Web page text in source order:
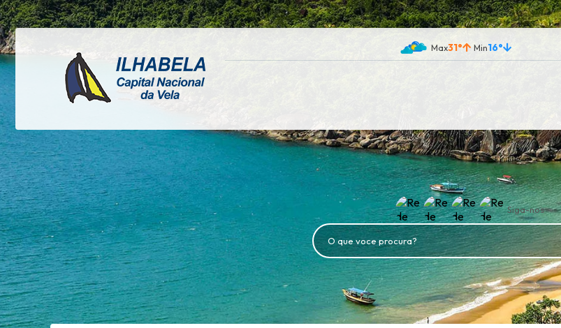
31° 16°
Siga-nos
O que voce procura?